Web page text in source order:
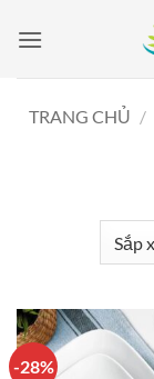
qua
TRANG CHỦ /
-28%